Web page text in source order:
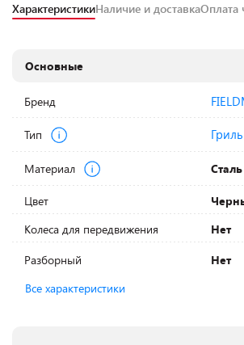
ХарактеристикиНаличие и доставкаОплата
Основные
Бренд
Тип Гриль
Материал Сталь
Цвет
Колеса для передвижения
Нет
Разборный
Нет
Все характеристики